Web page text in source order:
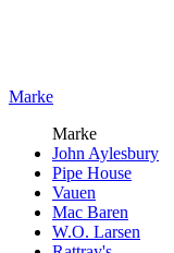
Marke
Marke
John Aylesbury
Pipe House
Vauen
Mac Baren
W.O. Larsen